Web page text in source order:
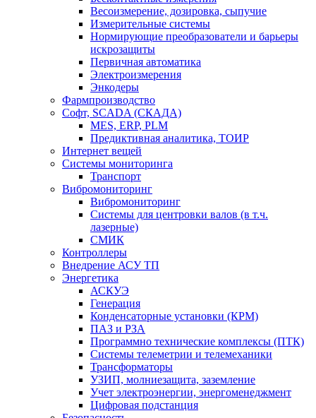
Весоизмерение, дозировка, сыпучие
Измерительные системы
Нормирующие преобразователи и барьеры
искрозащиты
Первичная автоматика
Электроизмерения
Энкодеры
Фармпроизводство
Софт, SCADA (СКАДА)
MES, ERP, PLM
Предиктивная аналитика, ТОИР
Интернет вещей
Системы мониторинга
Транспорт
Вибромониторинг
Вибромониторинг
Системы для центровки валов (в т.ч.
лазерные)
СМИК
Контроллеры
Внедрение АСУ ТП
Энергетика
АСКУЭ
Генерация
Конденсаторные установки (КРМ)
ПАЗ и РЗА
Программно технические комплексы (ПТК)
Системы телеметрии и телемеханики
Трансформаторы
УЗИП, молниезащита, заземление
Учет электроэнергии, энергоменеджмент
Цифровая подстанция